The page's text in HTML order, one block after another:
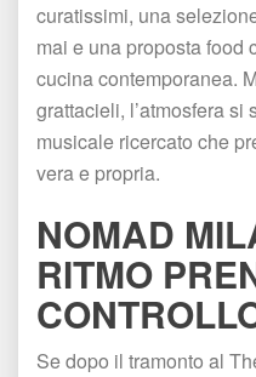
curatissimi, una
mai e una proposta food
cucina contemporanea.
grattacieli, l’atmosfera
musicale ricercato che
vera e propria.
NOMAD
RITMO
Se dopo il tramonto al